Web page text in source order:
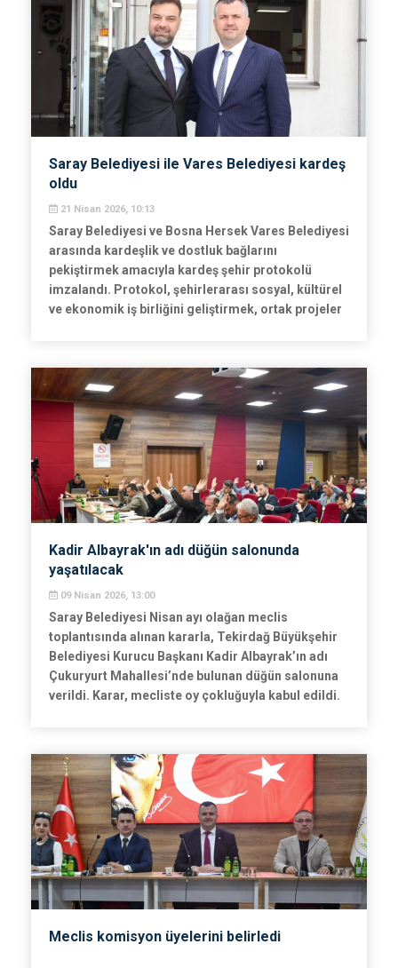
Saray Belediyesi ile Vares Belediyesi kardeş
oldu
21 Nisan 2026, 10:13
Saray Belediyesi ve Bosna Hersek Vares Belediyesi
arasında kardeşlik ve dostluk bağlarını
pekiştirmek amacıyla kardeş şehir protokolü
imzalandı. Protokol, şehirlerarası sosyal, kültürel
ve ekonomik iş birliğini geliştirmek, ortak projeler
Kadir Albayrak'ın adı düğün salonunda
yaşatılacak
09 Nisan 2026, 13:00
Saray Belediyesi Nisan ayı olağan meclis
toplantısında alınan kararla, Tekirdağ Büyükşehir
Belediyesi Kurucu Başkanı Kadir Albayrak’ın adı
Çukuryurt Mahallesi’nde bulunan düğün salonuna
verildi. Karar, mecliste oy çokluğuyla kabul edildi.
Meclis komisyon üyelerini belirledi